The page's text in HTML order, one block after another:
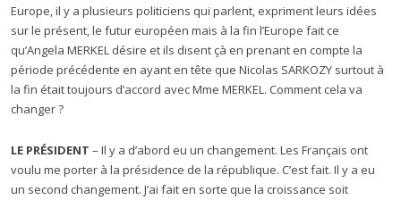
Europe, il y a plusieurs politiciens qui parlent, expriment leurs idées
sur le présent, le futur européen mais à la fin l’Europe fait ce
qu’Angela MERKEL désire et ils disent çà en prenant en compte la
période précédente en ayant en tête que Nicolas SARKOZY surtout à
la fin était toujours d’accord avec Mme MERKEL. Comment cela va
changer ?
LE PRÉSIDENT – Il y a d’abord eu un changement. Les Français ont
voulu me porter à la présidence de la république. C’est fait. Il y a eu
un second changement. J’ai fait en sorte que la croissance soit